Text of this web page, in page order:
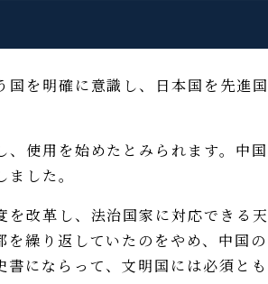
を明確に意識し、日本国を先進国
使用を始めたとみられます。中国
した。
改革し、法治国家に対応できる天
繰り返していたのをやめ、中国の
にならって、文明国には必須とも